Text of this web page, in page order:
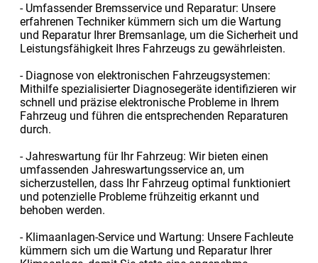
- Umfassender Bremsservice und Reparatur: Unsere
erfahrenen Techniker kümmern sich um die Wartung
und Reparatur Ihrer Bremsanlage, um die Sicherheit und
Leistungsfähigkeit Ihres Fahrzeugs zu gewährleisten.
- Diagnose von elektronischen Fahrzeugsystemen:
Mithilfe spezialisierter Diagnosegeräte identifizieren wir
schnell und präzise elektronische Probleme in Ihrem
Fahrzeug und führen die entsprechenden Reparaturen
durch.
- Jahreswartung für Ihr Fahrzeug: Wir bieten einen
umfassenden Jahreswartungsservice an, um
sicherzustellen, dass Ihr Fahrzeug optimal funktioniert
und potenzielle Probleme frühzeitig erkannt und
behoben werden.
- Klimaanlagen-Service und Wartung: Unsere Fachleute
kümmern sich um die Wartung und Reparatur Ihrer